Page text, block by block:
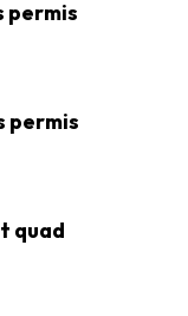
permis
permis
quad